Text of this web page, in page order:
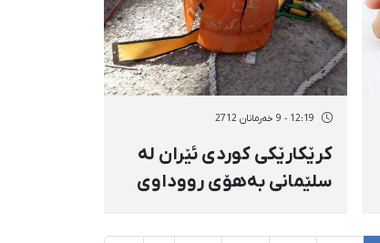
12:19 - 9 خەرمانان 2712
كرێكارێكی كوردی ئێران لە
سلێمانی بەهۆی رووداوی